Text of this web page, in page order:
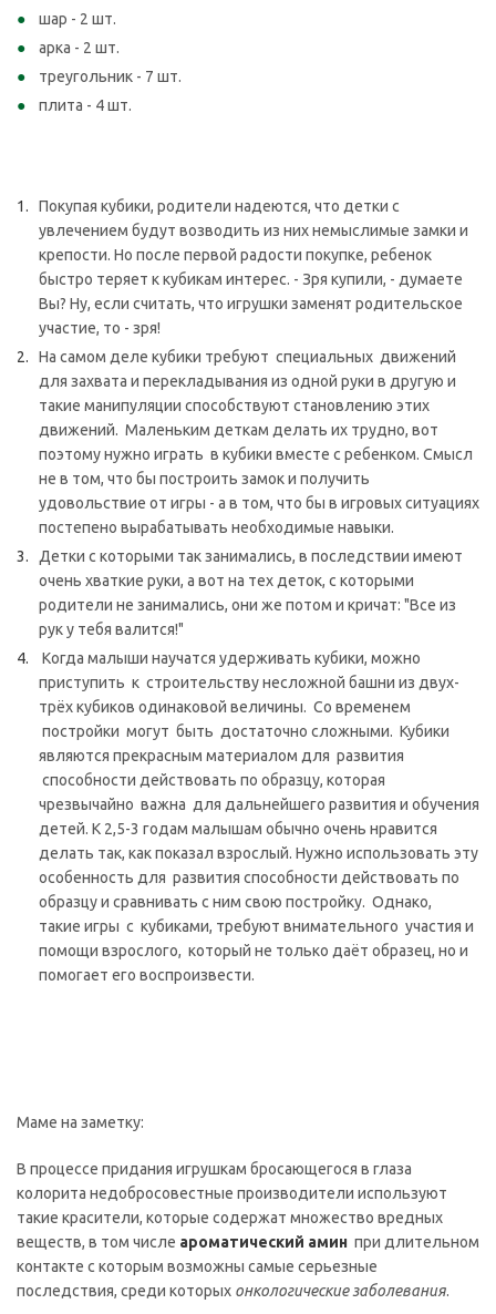
шар - 2 шт.
арка - 2 шт.
треугольник - 7 шт.
плита - 4 шт.
Покупая кубики, родители надеются, что детки с
увлечением будут возводить из них немыслимые замки и
крепости. Но после первой радости покупке, ребенок
быстро теряет к кубикам интерес. - Зря купили, - думаете
Вы? Ну, если считать, что игрушки заменят родительское
участие, то - зря!
На самом деле кубики требуют специальных движений
для захвата и перекладывания из одной руки в другую и
такие манипуляции способствуют становлению этих
движений. Маленьким деткам делать их трудно, вот
поэтому нужно играть в кубики вместе с ребенком. Смысл
не в том, что бы построить замок и получить
удовольствие от игры - а в том, что бы в игровых ситуациях
постепено вырабатывать необходимые навыки.
Детки с которыми так занимались, в последствии имеют
очень хваткие руки, а вот на тех деток, с которыми
родители не занимались, они же потом и кричат: "Все из
рук у тебя валится!"
Когда малыши научатся удерживать кубики, можно
приступить к строительству несложной башни из двух-
трёх кубиков одинаковой величины. Со временем
постройки могут быть достаточно сложными. Кубики
являются прекрасным материалом для развития
способности действовать по образцу, которая
чрезвычайно важна для дальнейшего развития и обучения
детей. К 2,5-3 годам малышам обычно очень нравится
делать так, как показал взрослый. Нужно использовать эту
особенность для развития способности действовать по
образцу и сравнивать с ним свою постройку. Однако,
такие игры с кубиками, требуют внимательного участия и
помощи взрослого, который не только даёт образец, но и
помогает его воспроизвести.
Маме на заметку:
В процессе придания игрушкам бросающегося в глаза
колорита недобросовестные производители используют
такие красители, которые содержат множество вредных
веществ, в том числе ароматический амин при длительном
контакте с которым возможны самые серьезные
последствия, среди которых онкологические заболевания.